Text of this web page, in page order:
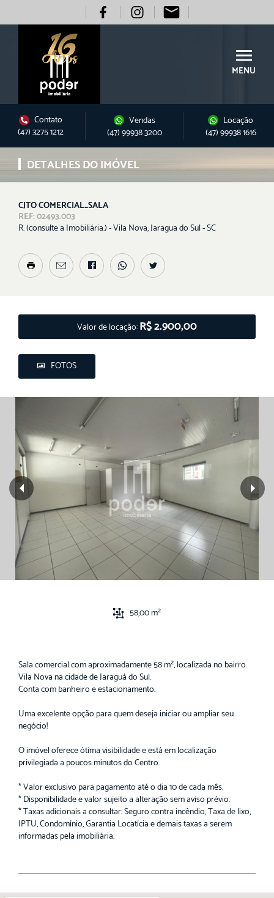
MENU
Contato
(47) 3275 1212
Vendas
(47) 99938 3200
Locação
(47) 99938 1616
DETALHES DO IMÓVEL
CJTO COMERCIAL_SALA
REF: 02493.003
R. (consulte a Imobiliária.) - Vila Nova, Jaragua do Sul - SC
FOTOS
Valor de locação:R$ 2.900,00
58,00 m²
Sala comercial com aproximadamente 58 m², localizada no bairro
Vila Nova na cidade de Jaraguá do Sul.
Conta com banheiro e estacionamento.
Uma excelente opção para quem deseja iniciar ou ampliar seu
negócio!
O imóvel oferece ótima visibilidade e está em localização
privilegiada a poucos minutos do Centro.
* Valor exclusivo para pagamento até o dia 10 de cada mês.
* Disponibilidade e valor sujeito a alteração sem aviso prévio.
* Taxas adicionais a consultar: Seguro contra incêndio, Taxa de lixo,
IPTU, Condomínio, Garantia Locatícia e demais taxas a serem
informadas pela imobiliária.